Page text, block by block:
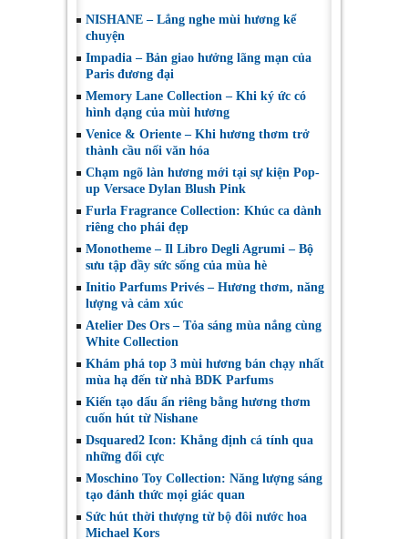
Dylan Blush Pink
NISHANE – Lắng nghe mùi hương kể
chuyện
Impadia – Bản giao hưởng lãng mạn của
Paris đương đại
Memory Lane Collection – Khi ký ức có
hình dạng của mùi hương
Venice & Oriente – Khi hương thơm trở
thành cầu nối văn hóa
Chạm ngõ làn hương mới tại sự kiện Pop-
up Versace Dylan Blush Pink
Furla Fragrance Collection: Khúc ca dành
riêng cho phái đẹp
Monotheme – Il Libro Degli Agrumi – Bộ
sưu tập đầy sức sống của mùa hè
Initio Parfums Privés – Hương thơm, năng
lượng và cảm xúc
Atelier Des Ors – Tỏa sáng mùa nắng cùng
White Collection
Khám phá top 3 mùi hương bán chạy nhất
mùa hạ đến từ nhà BDK Parfums
Kiến tạo dấu ấn riêng bằng hương thơm
cuốn hút từ Nishane
Dsquared2 Icon: Khẳng định cá tính qua
những đối cực
Moschino Toy Collection: Năng lượng sáng
tạo đánh thức mọi giác quan
Sức hút thời thượng từ bộ đôi nước hoa
Michael Kors